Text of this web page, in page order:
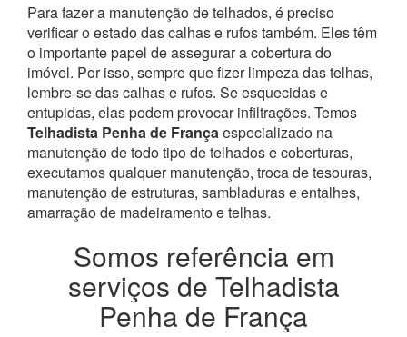
Para fazer a manutenção de telhados, é preciso
verificar o estado das calhas e rufos também. Eles têm
o importante papel de assegurar a cobertura do
imóvel. Por isso, sempre que fizer limpeza das telhas,
lembre-se das calhas e rufos. Se esquecidas e
entupidas, elas podem provocar infiltrações. Temos
Telhadista Penha de Françaespecializado na
manutenção de todo tipo de telhados e coberturas,
executamos qualquer manutenção, troca de tesouras,
manutenção de estruturas, sambladuras e entalhes,
amarração de madeiramento e telhas.
Somos referência em
serviços de Telhadista
Penha de França